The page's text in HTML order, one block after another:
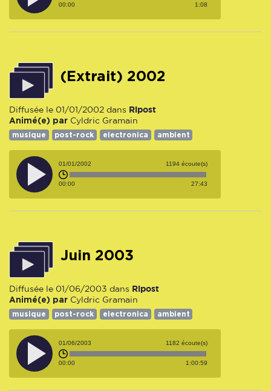
00:00 1:08
(extrait) 2002
Diffusée le 01/01/2002 dans Ripost
Animé(e) par Cyldric Gramain
musique post-rock electronica ambient
01/01/2002 1194 écoute(s)
00:00 27:43
juin 2003
Diffusée le 01/06/2003 dans Ripost
Animé(e) par Cyldric Gramain
musique post-rock electronica ambient
01/06/2003 1182 écoute(s)
00:00 1:00:59